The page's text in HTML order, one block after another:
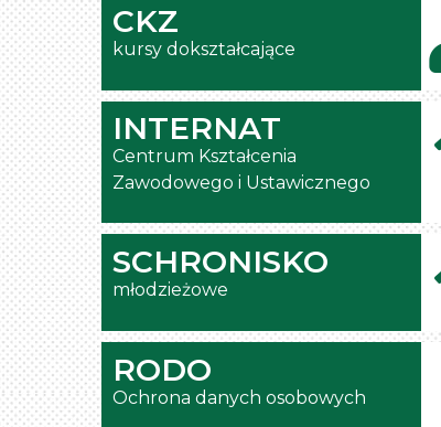
CKZ
kursy dokształcające
INTERNAT
Centrum Kształcenia
Zawodowego i Ustawicznego
SCHRONISKO
młodzieżowe
RODO
Ochrona danych osobowych